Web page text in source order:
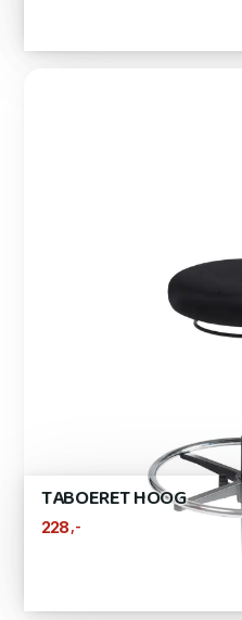
TABOERET HOOG
228,-